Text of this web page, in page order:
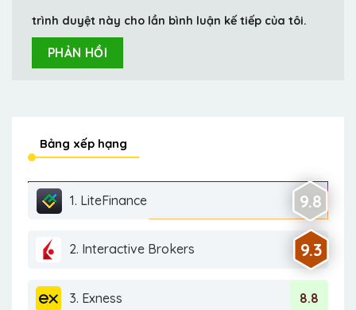
trình duyệt này cho lần bình luận kế tiếp của tôi.
Bảng xếp hạng
1. LiteFinance 9.8
2. Interactive Brokers 9.3
3. Exness 8.8